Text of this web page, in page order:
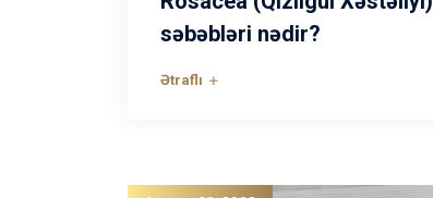
səbəbləri nədir?
Ətraflı